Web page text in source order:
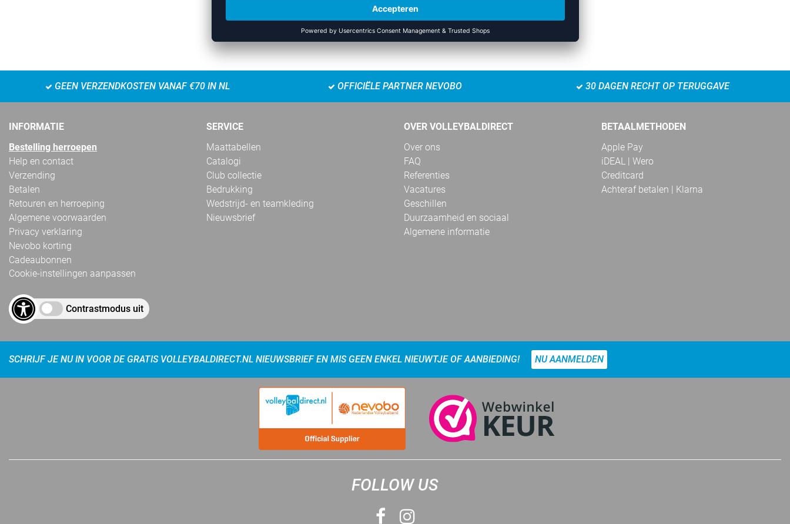
RECENT BEKEKEN
GEEN VERZENDKOSTEN VANAF €70 IN NL OFFICIËLE PARTNER NEVOBO 30 DAGEN RECHT OP TERUGGAVE
INFORMATIE
Bestelling herroepen
Help en contact
Verzending
Betalen
Retouren en herroeping
Algemene voorwaarden
Privacy verklaring
Nevobo korting
Cadeaubonnen
Cookie-instellingen aanpassen
Contrastmodus uit
SERVICE
Maattabellen
Catalogi
Club collectie
Bedrukking
Wedstrijd- en teamkleding
Nieuwsbrief
OVER VOLLEYBALDIRECT
Over ons
FAQ
Referenties
Vacatures
Geschillen
Duurzaamheid en sociaal
Algemene informatie
BETAALMETHODEN
Apple Pay
iDEAL | Wero
Creditcard
Achteraf betalen | Klarna
SCHRIJF JE NU IN VOOR DE GRATIS VOLLEYBALDIRECT.NL NIEUWSBRIEF EN MIS GEEN ENKEL NIEUWTJE OF AANBIEDING! NU AANMELDEN
FOLLOW US